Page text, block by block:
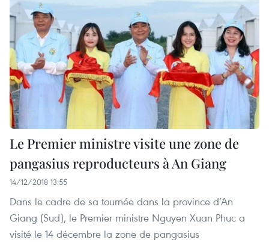
Le Premier ministre visite une zone de
pangasius reproducteurs à An Giang
14/12/2018 13:55
Dans le cadre de sa tournée dans la province d’An
Giang (Sud), le Premier ministre Nguyen Xuan Phuc a
visité le 14 décembre la zone de pangasius